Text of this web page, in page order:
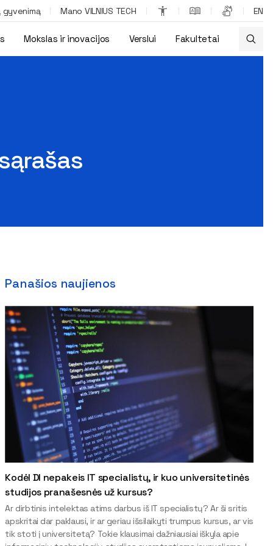
gyvenimą Mano VILNIUS TECH EN
Mokslas ir inovacijos Verslui Fakultetai
Panašios naujienos
Kodėl DI nepakeis IT specialistų, ir kuo universitetinės
studijos pranašesnės už kursus?
Ar dirbtinis intelektas atims darbus iš IT specialistų? Ar ši sritis
apskritai dar paklausi, ir ar geriau išsilaikyti trumpus kursus, ar vis
tik stoti į universitetą? Tokie klausimai dažniausiai iškyla apie